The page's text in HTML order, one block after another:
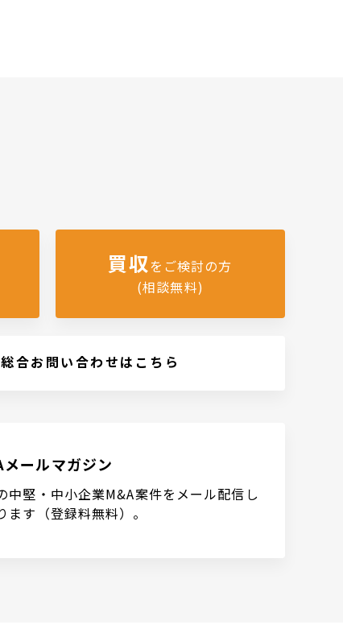
買収をご検討の方
(相談無料)
合お問い合わせはこちら
ールマガジン
中堅・中小企業M&A案件をメール配信し
ます（登録料無料）。